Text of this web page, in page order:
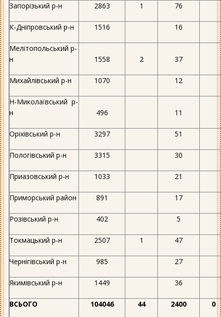
Запорізький р-н 2863 1 76
К-Дніпровський р-н 1516 16
Мелітопольський р-
н
1558 2 37
Михайлівський р-н 1070 12
Н-Миколаївський р-
н
496 11
Оріхівський р-н 3297 51
Пологівський р-н 3315 30
Приазовський р-н 1033 21
Приморський район 891 17
Розівський р-н 402 5
Токмацький р-н 2507 1 47
Чернігівський р-н 985 27
Якимівський р-н 1449 36
ВСЬОГО 104046 44 2400 0